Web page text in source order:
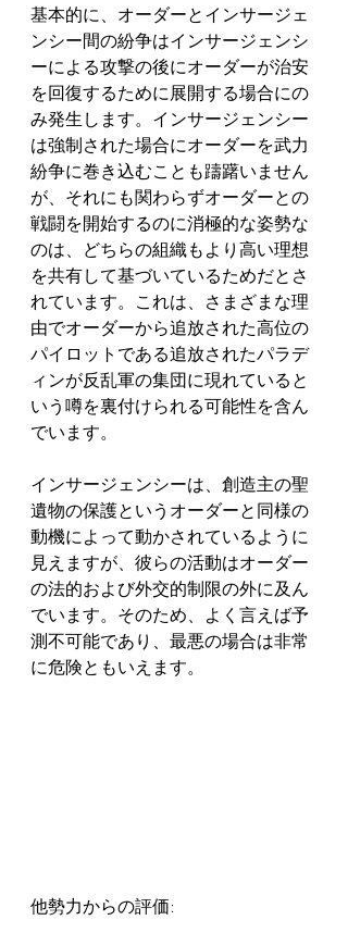
基本的に、オーダーとインサージェ
ンシー間の紛争はインサージェンシ
ーによる攻撃の後にオーダーが治安
を回復するために展開する場合にの
み発生します。インサージェンシー
は強制された場合にオーダーを武力
紛争に巻き込むことも躊躇いません
が、それにも関わらずオーダーとの
戦闘を開始するのに消極的な姿勢な
のは、どちらの組織もより高い理想
を共有して基づいているためだとさ
れています。これは、さまざまな理
由でオーダーから追放された高位の
パイロットである追放されたパラデ
ィンが反乱軍の集団に現れていると
いう噂を裏付けられる可能性を含ん
でいます。
インサージェンシーは、創造主の聖
遺物の保護というオーダーと同様の
動機によって動かされているように
見えますが、彼らの活動はオーダー
の法的および外交的制限の外に及ん
でいます。そのため、よく言えば予
測不可能であり、最悪の場合は非常
に危険ともいえます。
他勢力からの評価: